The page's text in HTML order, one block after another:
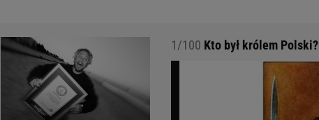
1/100 Kto był królem Polski?